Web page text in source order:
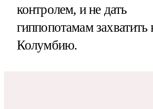
контролем, и не дать
гиппопотамам захватить
Колумбию.